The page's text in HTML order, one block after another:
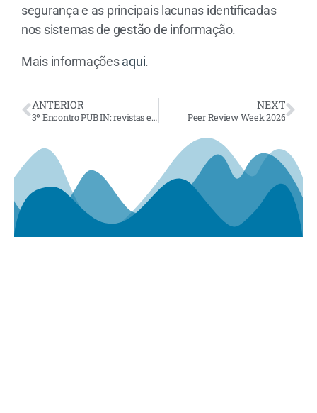
segurança e as principais lacunas identificadas
nos sistemas de gestão de informação.
Mais informaçõesaqui.
ANTERIOR
3º Encontro PUB IN: revistas e comunicação científica para a ciência aberta
NEXT
Peer Review Week 2026